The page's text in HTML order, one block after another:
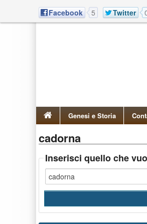
Facebook 5 Twitter
Genesi e Storia
cadorna
Inserisci quello che